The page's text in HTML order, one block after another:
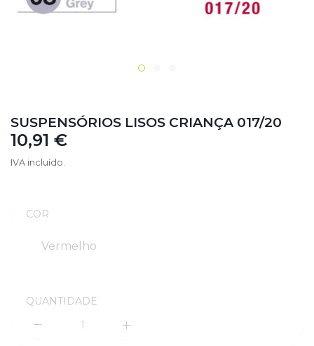
SUSPENSÓRIOS LISOS CRIANÇA 017/20
10,91 €
IVA incluído.
Quantidade
COR
Vermelho
QUANTIDADE